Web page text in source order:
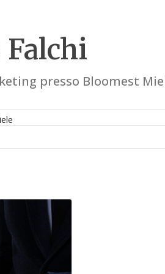
presso Bloomest